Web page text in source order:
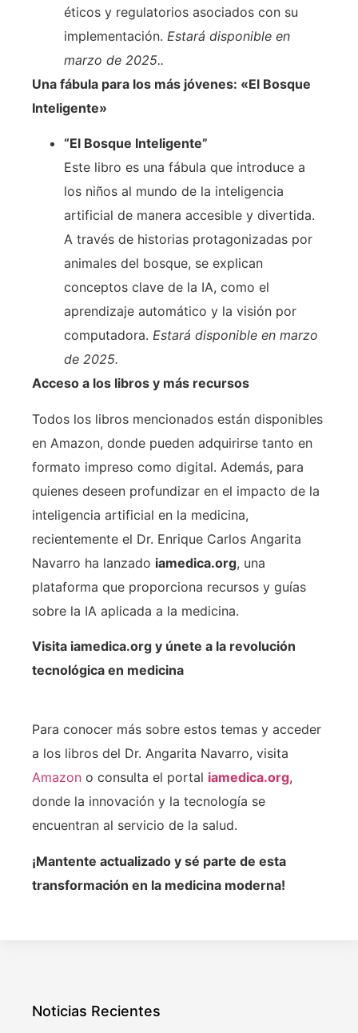
éticos y regulatorios asociados con su
implementación. Estará disponible en
marzo de 2025..
Una fábula para los más jóvenes: «El Bosque
Inteligente»
“El Bosque Inteligente”
Este libro es una fábula que introduce a
los niños al mundo de la inteligencia
artificial de manera accesible y divertida.
A través de historias protagonizadas por
animales del bosque, se explican
conceptos clave de la IA, como el
aprendizaje automático y la visión por
computadora. Estará disponible en marzo
de 2025.
Acceso a los libros y más recursos
Todos los libros mencionados están disponibles
en Amazon, donde pueden adquirirse tanto en
formato impreso como digital. Además, para
quienes deseen profundizar en el impacto de la
inteligencia artificial en la medicina,
recientemente el Dr. Enrique Carlos Angarita
Navarro ha lanzado iamedica.org, una
plataforma que proporciona recursos y guías
sobre la IA aplicada a la medicina.
Visita iamedica.org y únete a la revolución
tecnológica en medicina
Para conocer más sobre estos temas y acceder
a los libros del Dr. Angarita Navarro, visita
Amazon o consulta el portal iamedica.org,
donde la innovación y la tecnología se
encuentran al servicio de la salud.
¡Mantente actualizado y sé parte de esta
transformación en la medicina moderna!
Noticias Recientes